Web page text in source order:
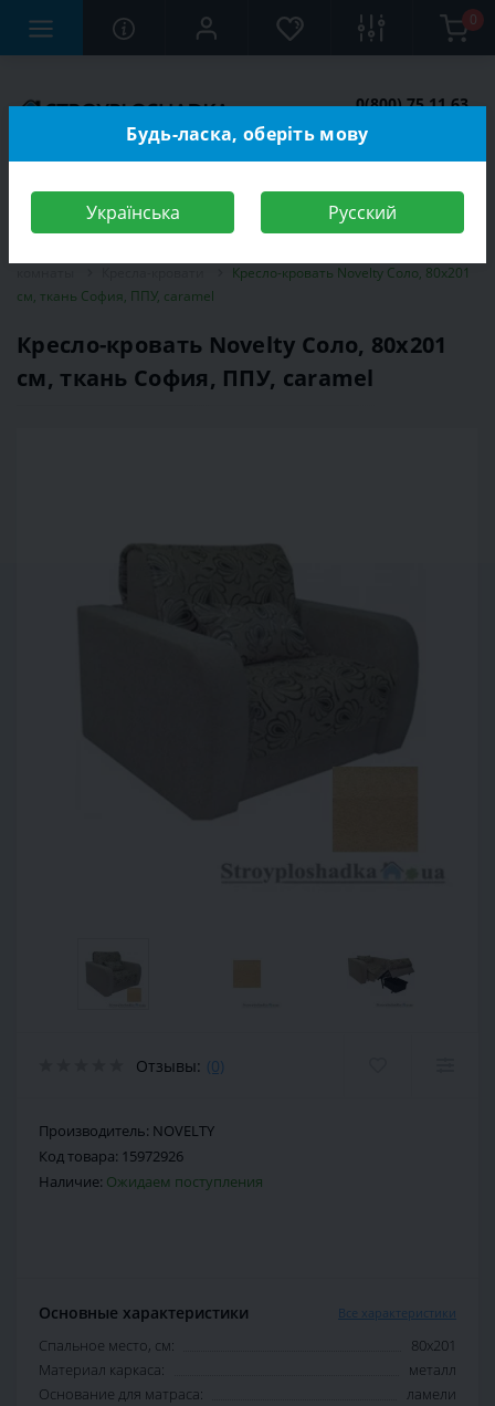
0
0(800) 75 11 63
Кресло-кровать Novelty Соло, 80х201
см, ткань София, ППУ, caramel
Кресло-кровать Novelty Соло, 80х201
см, ткань София, ППУ, caramel
Отзывы: (0)
Производитель: NOVELTY
Код товара: 15972926
Наличие: Ожидаем поступления
Основные характеристики Все характеристики
Спальное место, см:
80х201
Материал каркаса:
металл
Основание для матраса:
ламели
Будь-ласка, оберіть мову
Українська Русский